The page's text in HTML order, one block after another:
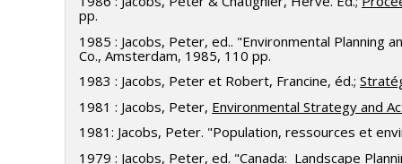
1997 - Mulvihill, Peter ; Environnemental
1993 - Waaub, Jean-Philippe ; Modélisation
de développement durable. Co-directeur : Prof.
1992 - ​De Laet, Christian ; Des outils pour un
1988 - Barabé, André ; Détermination des
pp.
1985 : Jacobs, Peter, ed.. "Environmental Planning
Co., Amsterdam, 1985, 110 pp.
1983 : Jacobs, Peter et Robert, Francine, éd.;
1981 : Jacobs, Peter, Environmental Strategy and
1981: Jacobs, Peter. "Population, ressources et
1979 : Jacobs, Peter, ed. "Canada: Landscape